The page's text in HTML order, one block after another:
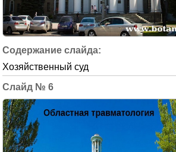
Хозяйственный суд
6